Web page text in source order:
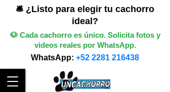
🛎️ ¿Listo para elegir tu cachorro
ideal?
🐶 Cada cachorro es único. Solicita fotos y
videos reales por WhatsApp.
WhatsApp: +52 2281 216438